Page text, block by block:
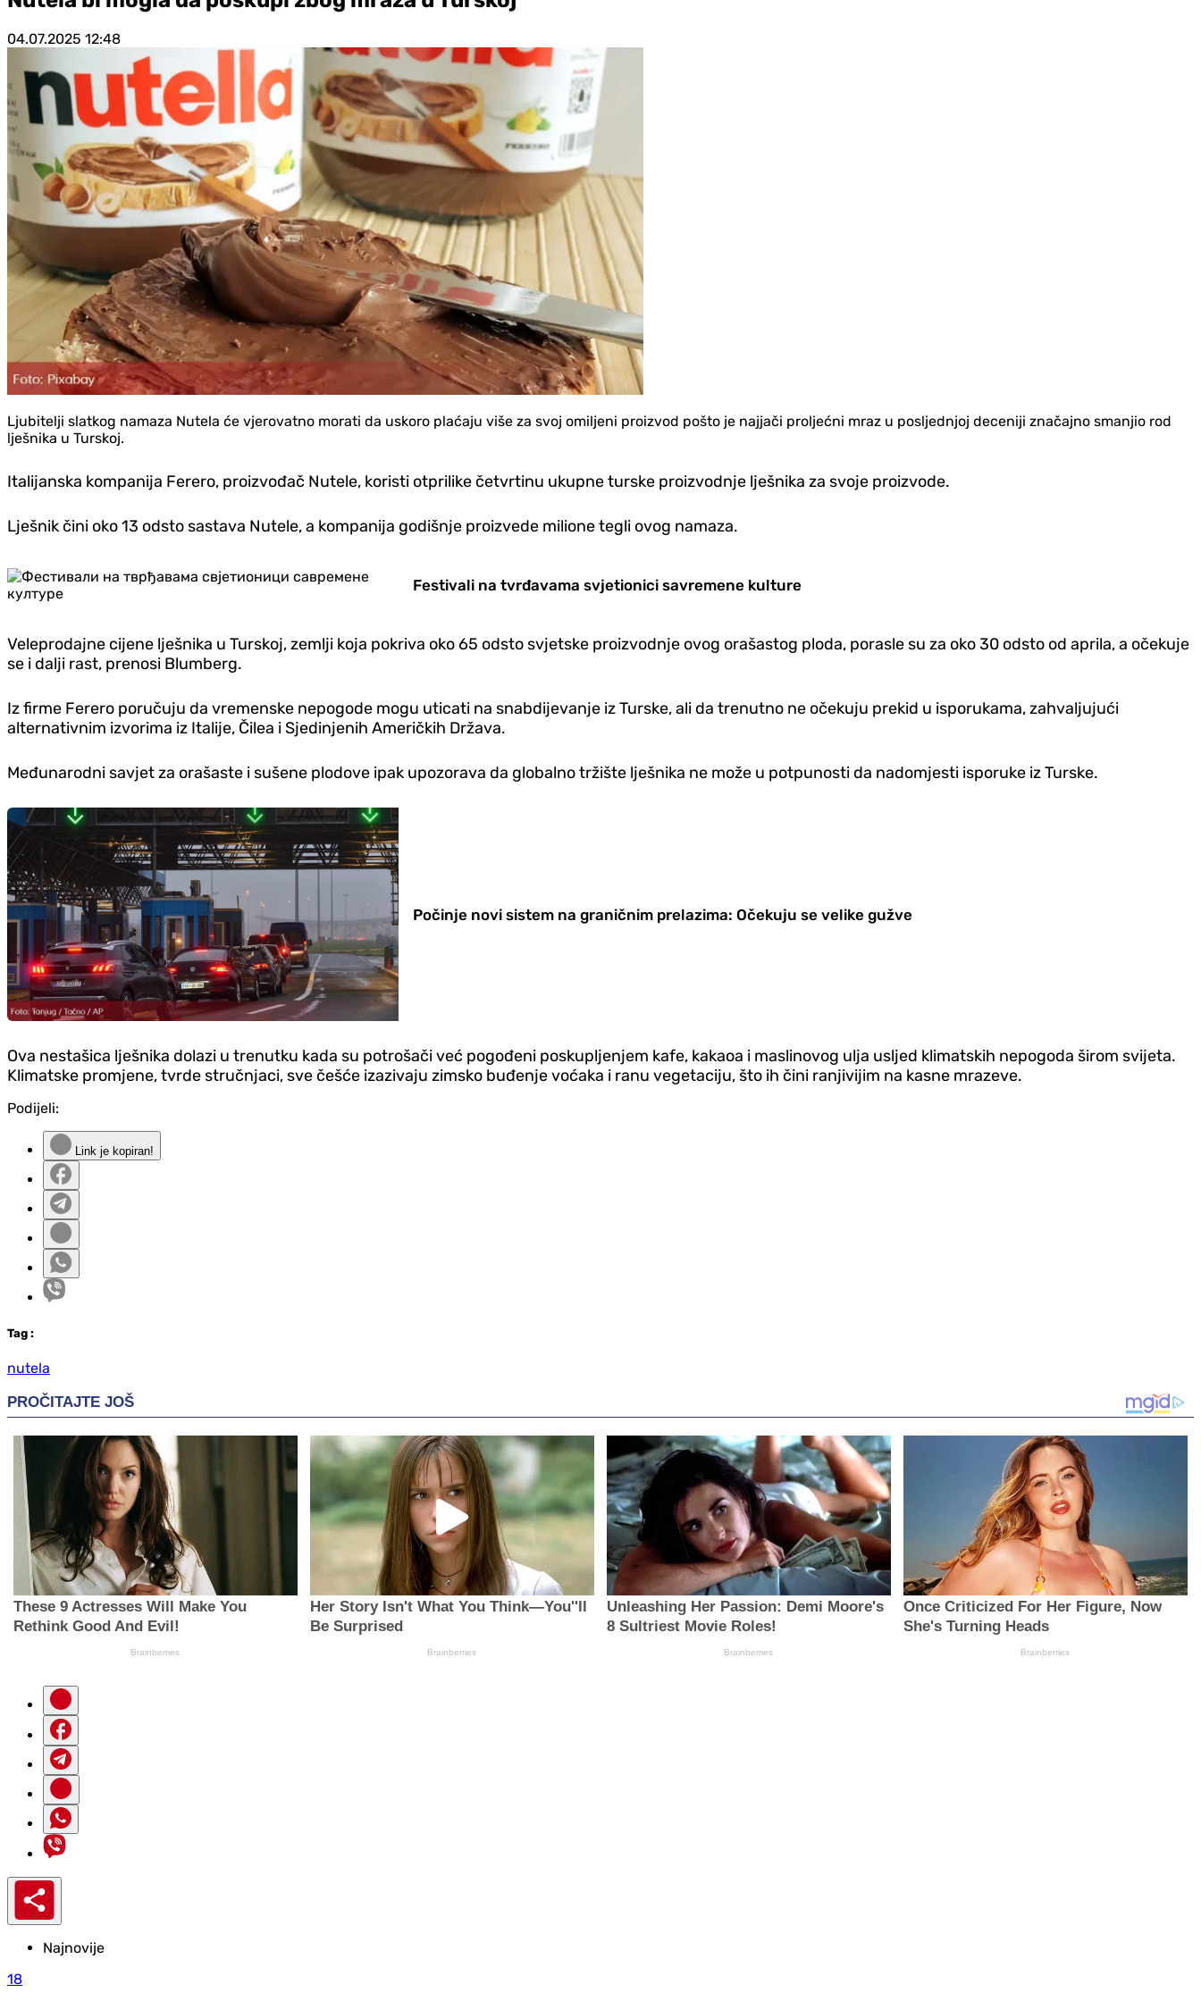
04.07.2025 12:48
Ljubitelji slatkog namaza Nutela će vjerovatno morati da uskoro plaćaju više za svoj omiljeni proizvod pošto je najjači proljećni mraz u posljednjoj deceniji značajno smanjio rod
lješnika u Turskoj.
Italijanska kompanija Ferero, proizvođač Nutele, koristi otprilike četvrtinu ukupne turske proizvodnje lješnika za svoje proizvode.
Lješnik čini oko 13 odsto sastava Nutele, a kompanija godišnje proizvede milione tegli ovog namaza.
Festivali na tvrđavama svjetionici savremene kulture
Veleprodajne cijene lješnika u Turskoj, zemlji koja pokriva oko 65 odsto svjetske proizvodnje ovog orašastog ploda, porasle su za oko 30 odsto od aprila, a očekuje
se i dalji rast, prenosi Blumberg.
Iz firme Ferero poručuju da vremenske nepogode mogu uticati na snabdijevanje iz Turske, ali da trenutno ne očekuju prekid u isporukama, zahvaljujući
alternativnim izvorima iz Italije, Čilea i Sjedinjenih Američkih Država.
Međunarodni savjet za orašaste i sušene plodove ipak upozorava da globalno tržište lješnika ne može u potpunosti da nadomjesti isporuke iz Turske.
Počinje novi sistem na graničnim prelazima: Očekuju se velike gužve
Ova nestašica lješnika dolazi u trenutku kada su potrošači već pogođeni poskupljenjem kafe, kakaoa i maslinovog ulja usljed klimatskih nepogoda širom svijeta.
Klimatske promjene, tvrde stručnjaci, sve češće izazivaju zimsko buđenje voćaka i ranu vegetaciju, što ih čini ranjivijim na kasne mrazeve.
Podijeli:
Link je kopiran!
Tag :
nutela
Najnovije
18